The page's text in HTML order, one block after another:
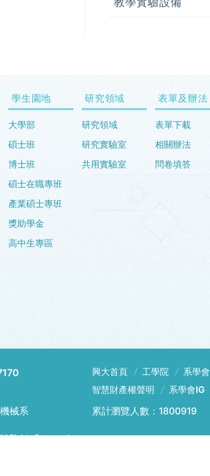
學生園地
大學部
碩士班
博士班
碩士在職專班
產業碩士專班
獎助學金
高中生專區
研究領域
研究領域
研究實驗室
共用實驗室
表單及辦法
表單下載
相關辦法
問卷填答
械系
Rights Reserved.
興大首頁 工學院 系學會
智慧財產權聲明
系學會IG
累計瀏覽人數：1800919